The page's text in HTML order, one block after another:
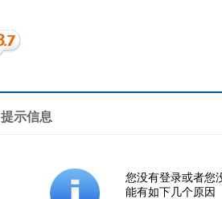
提示信息
您没有登录或者您
能有如下几个原因